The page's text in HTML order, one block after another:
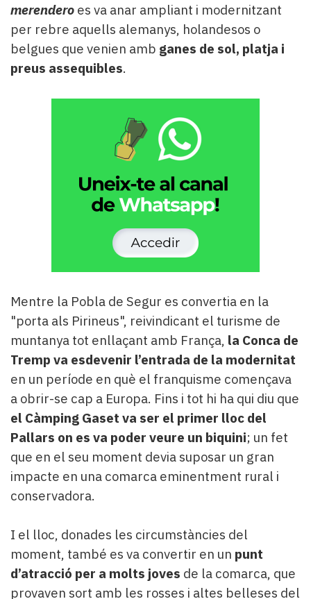
merendero es va anar ampliant i modernitzant
per rebre aquells alemanys, holandesos o
belgues que venien amb ganes de sol, platja i
preus assequibles.
Mentre la Pobla de Segur es convertia en la
"porta als Pirineus", reivindicant el turisme de
muntanya tot enllaçant amb França, la Conca de
Tremp va esdevenir l’entrada de la modernitat
en un període en què el franquisme començava
a obrir-se cap a Europa. Fins i tot hi ha qui diu que
el Càmping Gaset va ser el primer lloc del
Pallars on es va poder veure un biquini; un fet
que en el seu moment devia suposar un gran
impacte en una comarca eminentment rural i
conservadora.
I el lloc, donades les circumstàncies del
moment, també es va convertir en un punt
d’atracció per a molts joves de la comarca, que
provaven sort amb les rosses i altes belleses del